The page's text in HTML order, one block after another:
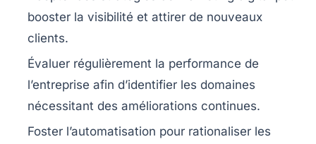
booster la visibilité et attirer de nouveaux
clients.
Évaluer régulièrement la performance de
l’entreprise afin d’identifier les domaines
nécessitant des améliorations continues.
Foster l’automatisation pour rationaliser les